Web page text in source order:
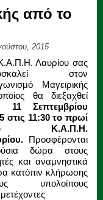
από το
2015
Λαυρίου σας
στον
Μαγειρικής
θα διεξαχθεί
11 Σεπτεμβρίου
στις 11:30 το πρωί
Κ.Α.Π.Η.
Προσφέρονται
δώρα στους
και αναμνηστικά
κατόπιν κλήρωσης
υπολοίπους